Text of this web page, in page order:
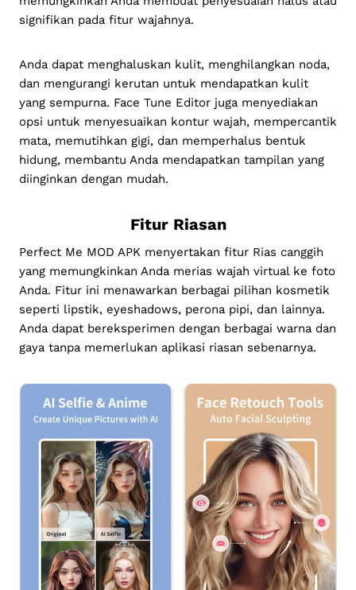
signifikan pada fitur wajahnya.
Anda dapat menghaluskan kulit, menghilangkan noda,
dan mengurangi kerutan untuk mendapatkan kulit
yang sempurna. Face Tune Editor juga menyediakan
opsi untuk menyesuaikan kontur wajah, mempercantik
mata, memutihkan gigi, dan memperhalus bentuk
hidung, membantu Anda mendapatkan tampilan yang
diinginkan dengan mudah.
Fitur Riasan
Perfect Me MOD APK menyertakan fitur Rias canggih
yang memungkinkan Anda merias wajah virtual ke foto
Anda. Fitur ini menawarkan berbagai pilihan kosmetik
seperti lipstik, eyeshadows, perona pipi, dan lainnya.
Anda dapat bereksperimen dengan berbagai warna dan
gaya tanpa memerlukan aplikasi riasan sebenarnya.